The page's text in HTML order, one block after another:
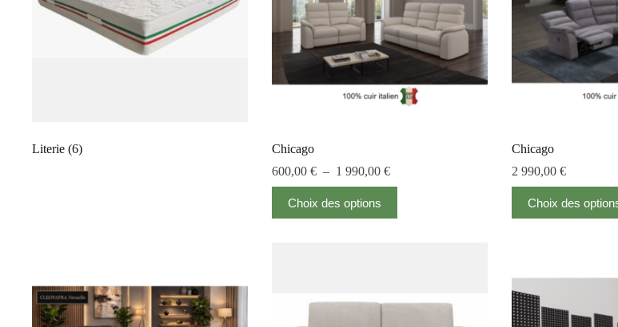
Literie (6)
Chicago
600,00 € – 1 990,00 €
Choix des options
Chicago
2 990,00 €
Choix des